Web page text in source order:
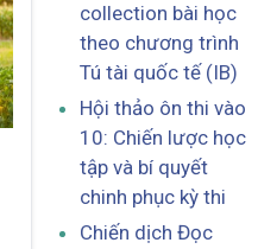
collection bài học
theo chương trình
Tú tài quốc tế (IB)
Hội thảo ôn thi vào
10: Chiến lược học
tập và bí quyết
chinh phục kỳ thi
Chiến dịch Đọc